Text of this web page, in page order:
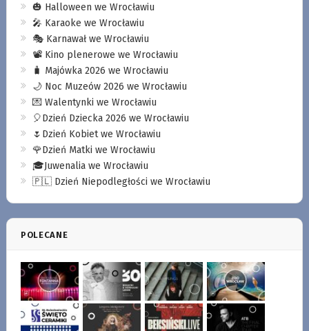
🎃 Halloween we Wrocławiu
🎤 Karaoke we Wrocławiu
🎭 Karnawał we Wrocławiu
📽️ Kino plenerowe we Wrocławiu
🧳 Majówka 2026 we Wrocławiu
🌙 Noc Muzeów 2026 we Wrocławiu
💌 Walentynki we Wrocławiu
🎈Dzień Dziecka 2026 we Wrocławiu
🌷Dzień Kobiet we Wrocławiu
🌹Dzień Matki we Wrocławiu
🎓Juwenalia we Wrocławiu
🇵🇱 Dzień Niepodległości we Wrocławiu
POLECANE